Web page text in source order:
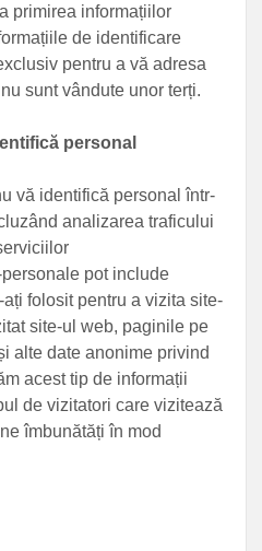
primirea informațiilor
de identificare
pentru a vă adresa
sunt vândute unor terți.
personal
vă identifică personal într-
analizarea traficului
pot include
folosit pentru a vizita site-
site-ul web, paginile pe
alte date anonime privind
acest tip de informații
de vizitatori care vizitează
îmbunătăți în mod